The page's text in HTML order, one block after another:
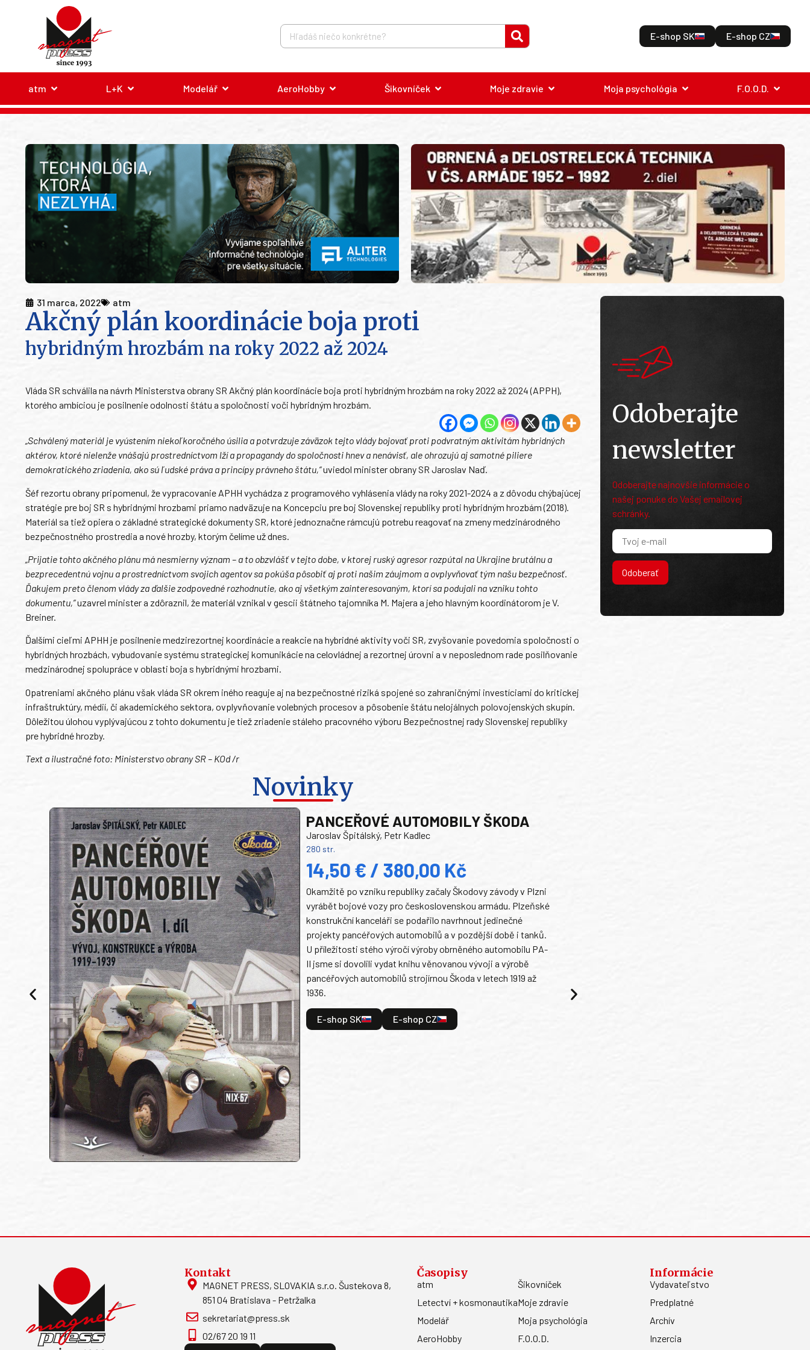
E-shop SK E-shop CZ
atm L+K Modelář AeroHobby Šikovníček Moje zdravie Moja psychológia F.O.O.D.
31 marca, 2022 atm
Akčný plán koordinácie boja proti
hybridným hrozbám na roky 2022 až 2024
Vláda SR schválila na návrh Ministerstva obrany SR Akčný plán koordinácie boja proti hybridným hrozbám na roky 2022 až 2024 (APPH),
ktorého ambíciou je posilnenie odolnosti štátu a spoločnosti voči hybridným hrozbám.
„Schválený materiál je vyústením niekoľkoročného úsilia a potvrdzuje záväzok tejto vlády bojovať proti podvratným aktivitám hybridných
aktérov, ktoré nielenže vnášajú prostredníctvom lží a propagandy do spoločnosti hnev a nenávisť, ale ohrozujú aj samotné piliere
demokratického zriadenia, ako sú ľudské práva a princípy právneho štátu,“uviedol minister obrany SR Jaroslav Naď.
Šéf rezortu obrany pripomenul, že vypracovanie APHH vychádza z programového vyhlásenia vlády na roky 2021-2024 a z dôvodu chýbajúcej
stratégie pre boj SR s hybridnými hrozbami priamo nadväzuje na Koncepciu pre boj Slovenskej republiky proti hybridným hrozbám (2018).
Materiál sa tiež opiera o základné strategické dokumenty SR, ktoré jednoznačne rámcujú potrebu reagovať na zmeny medzinárodného
bezpečnostného prostredia a nové hrozby, ktorým čelíme už dnes.
„Prijatie tohto akčného plánu má nesmierny význam – a to obzvlášť v tejto dobe, v ktorej ruský agresor rozpútal na Ukrajine brutálnu a
bezprecedentnú vojnu a prostredníctvom svojich agentov sa pokúša pôsobiť aj proti našim záujmom a ovplyvňovať tým našu bezpečnosť.
Ďakujem preto členom vlády za ďalšie zodpovedné rozhodnutie, ako aj všetkým zainteresovaným, ktorí sa podujali na vzniku tohto
dokumentu,”uzavrel minister a zdôraznil, že materiál vznikal v gescii štátneho tajomníka M. Majera a jeho hlavným koordinátorom je V.
Breiner.
Ďalšími cieľmi APHH je posilnenie medzirezortnej koordinácie a reakcie na hybridné aktivity voči SR, zvyšovanie povedomia spoločnosti o
hybridných hrozbách, vybudovanie systému strategickej komunikácie na celovládnej a rezortnej úrovni a v neposlednom rade posilňovanie
medzinárodnej spolupráce v oblasti boja s hybridnými hrozbami.
Opatreniami akčného plánu však vláda SR okrem iného reaguje aj na bezpečnostné riziká spojené so zahraničnými investíciami do kritickej
infraštruktúry, médií, či akademického sektora, ovplyvňovanie volebných procesov a pôsobenie štátu nelojálnych polovojenských skupín.
Dôležitou úlohou vyplývajúcou z tohto dokumentu je tiež zriadenie stáleho pracovného výboru Bezpečnostnej rady Slovenskej republiky
pre hybridné hrozby.
Text a ilustračné foto: Ministerstvo obrany SR – KOd /r
Novinky
PANCEŘOVÉ AUTOMOBILY ŠKODA
Jaroslav Špitálský, Petr Kadlec
280 str.
14,50 € / 380,00 Kč
Okamžitě po vzniku republiky začaly Škodovy závody v Plzni
vyrábět bojové vozy pro československou armádu. Plzeňské
konstrukční kanceláři se podařilo navrhnout jedinečné
projekty pancéřových automobilů a v pozdější době i tanků.
U příležitosti stého výročí výroby obrněného automobilu PA-
II jsme si dovolili vydat knihu věnovanou vývoji a výrobě
pancéřových automobilů strojírnou Škoda v letech 1919 až
1936.
E-shop SK E-shop CZ
Odoberajte
newsletter
Odoberajte najnovšie informácie o
našej ponuke do Vašej emailovej
schránky.
Odoberať
Kontakt
MAGNET PRESS, SLOVAKIA s.r.o. Šustekova 8,
851 04 Bratislava - Petržalka
sekretariat@press.sk
02/67 20 19 11
Časopisy
atm
Letectví + kosmonautika
Modelář
AeroHobby
Šikovníček
Moje zdravie
Moja psychológia
F.O.O.D.
Informácie
Vydavateľstvo
Predplatné
Archív
Inzercia